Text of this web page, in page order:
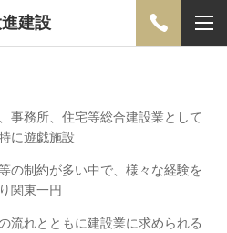
建設
事務所、住宅等総合建設業として
に遊戯施設
の制約が多い中で、様々な経験を
関東一円
流れとともに建設業に求められる